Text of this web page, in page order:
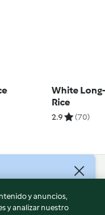
White
Rice
2.9 (70)
y anuncios,
y analizar nuestro